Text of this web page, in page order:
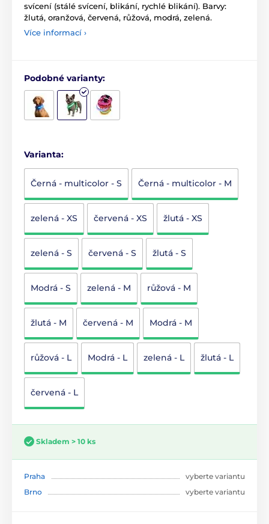
svícení (stálé svícení, blikání, rychlé blikání). Barvy:
žlutá, oranžová, červená, růžová, modrá, zelená.
Více informací ›
Podobné varianty:
Varianta:
Černá - multicolor - S Černá - multicolor - M
zelená - XS červená - XS žlutá - XS
zelená - S červená - S žlutá - S
Modrá - S zelená - M růžová - M
žlutá - M červená - M Modrá - M
růžová - L Modrá - L zelená - L žlutá - L
červená - L
Skladem > 10 ks
Praha
vyberte variantu
Brno
vyberte variantu